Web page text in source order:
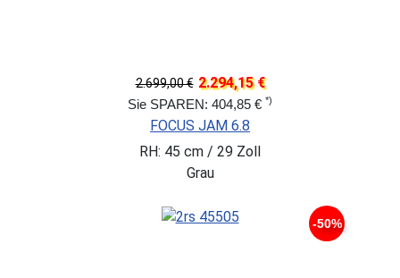
2.699,00 € 2.294,15 €
Sie SPAREN: 404,85 € *)
FOCUS JAM 6.8
RH: 45 cm / 29 Zoll
Grau
-50%